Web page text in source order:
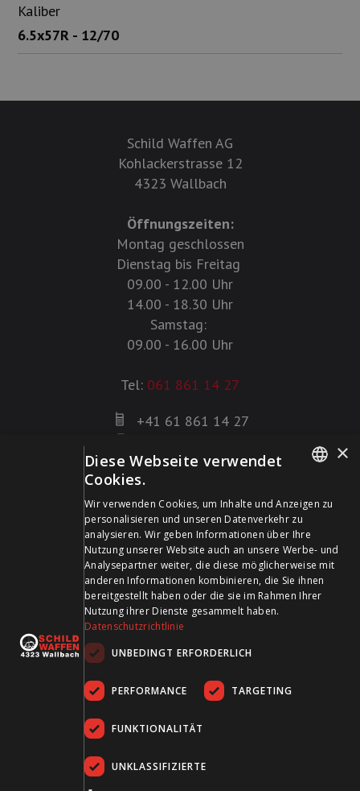
Kaliber
6.5x57R - 12/70
Schild Waffen AG
Kohlackerstrasse 12
4323 Wallbach
Öffnungszeiten:
Montag geschlossen
Dienstag bis Freitag
09.00 - 12.00 Uhr
14.00 - 18.30 Uhr
Samstag:
09.00 - 16.00 Uhr
Tel: 061 861 14 27
+41 61 861 14 27
info@schildwaffen.ch
Zahlungsmittel
Besuchen Sie uns in den Sozialen Medien und bleiben Sie
auf dem Laufenden!
FRENCH
×
Diese Webseite verwendet
Cookies.
Wir verwenden Cookies, um Inhalte und Anzeigen zu
personalisieren und unseren Datenverkehr zu
analysieren. Wir geben Informationen über Ihre
Nutzung unserer Website auch an unsere Werbe- und
Analysepartner weiter, die diese möglicherweise mit
anderen Informationen kombinieren, die Sie ihnen
bereitgestellt haben oder die sie im Rahmen Ihrer
Nutzung ihrer Dienste gesammelt haben.
Datenschutzrichtlinie
UNBEDINGT ERFORDERLICH
PERFORMANCE TARGETING
FUNKTIONALITÄT
UNKLASSIFIZIERTE